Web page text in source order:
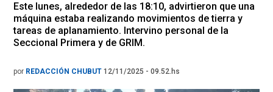
Este lunes, alrededor de las 18:10, advirtieron que una
máquina estaba realizando movimientos de tierra y
tareas de aplanamiento. Intervino personal de la
Seccional Primera y de GRIM.
por REDACCIÓN CHUBUT 12/11/2025 - 09.52.hs